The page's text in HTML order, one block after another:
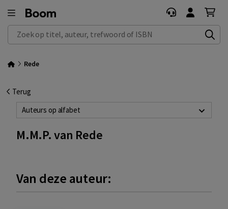
Zoek op titel, auteur, trefwoord of ISBN
Rede
Terug
Auteurs op alfabet
M.M.P. van Rede
Van deze auteur: